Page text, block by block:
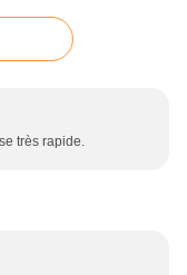
très rapide.